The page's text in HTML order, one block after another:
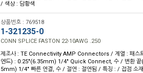
/ 색상 : 담황색
상품번호 : 769518
1-321235-0
CONN SPLICE FASTON 22-10AWG .250
제조사 : TE Connectivity AMP Connectors / 계열 : 패스
엔드) : 0.25"(6.35mm) 1/4" Quick Connect, 수 / 변환 끝(
5mm) 1/4" 빠른 연결, 수 / 절연 : 절연됨 / 특징 : / 접점 소